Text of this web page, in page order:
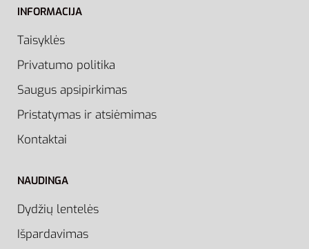
INFORMACIJA
Taisyklės
Privatumo politika
Saugus apsipirkimas
Pristatymas ir atsiėmimas
Kontaktai
NAUDINGA
Dydžių lentelės
Išpardavimas